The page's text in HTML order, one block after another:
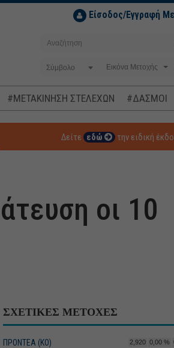
Είσοδος/Εγγραφή
Σύμβολο
#ΜΕΤΑΚΙΝΗΣΗ ΣΤΕΛΕΧΩΝ #ΔΑΣΜΟΙ
Δείτε εδώ την ειδική
οι 10
ΣΧΕΤΙΚΕΣ ΜΕΤΟΧΕΣ
ΠΡΟΝΤΕΑ (ΚΟ) 2,920 0,00 %